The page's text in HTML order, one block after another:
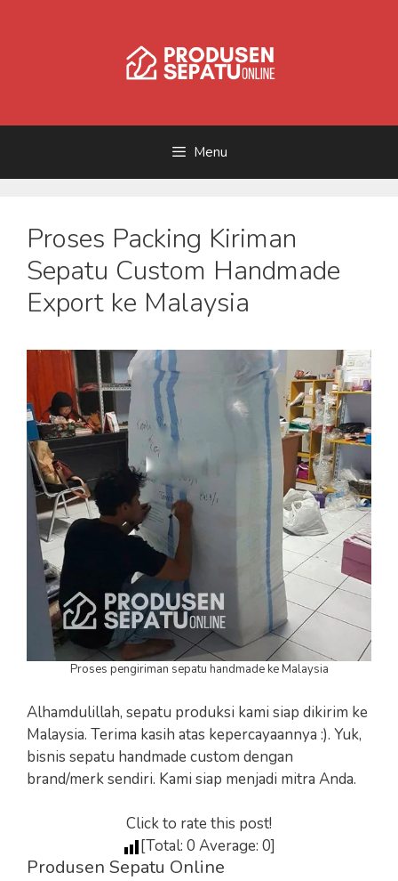
Menu
Proses Packing Kiriman
Sepatu Custom Handmade
Export ke Malaysia
Proses pengiriman sepatu handmade ke Malaysia
Alhamdulillah, sepatu produksi kami siap dikirim ke
Malaysia. Terima kasih atas kepercayaannya :). Yuk,
bisnis sepatu handmade custom dengan
brand/merk sendiri. Kami siap menjadi mitra Anda.
Click to rate this post!
[Total: 0 Average: 0]
Produsen Sepatu Online